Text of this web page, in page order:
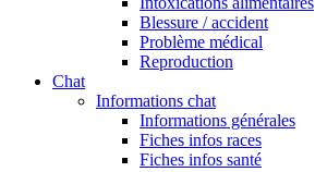
Blessure / accident
Problème médical
Reproduction
Chat
Informations chat
Informations générales
Fiches infos races
Fiches infos santé